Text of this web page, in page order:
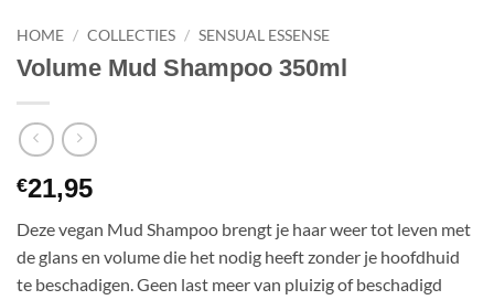
HOME / COLLECTIES / SENSUAL ESSENSE
Volume Mud Shampoo 350ml
€21,95
Deze vegan Mud Shampoo brengt je haar weer tot leven met
de glans en volume die het nodig heeft zonder je hoofdhuid
te beschadigen. Geen last meer van pluizig of beschadigd